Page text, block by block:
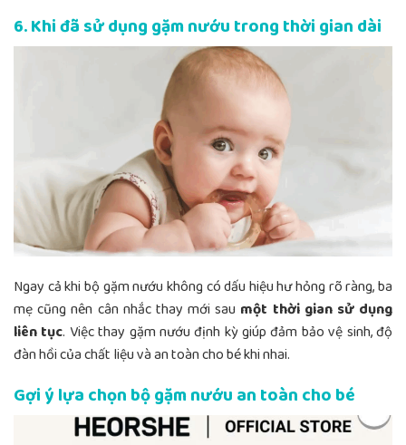
6. Khi đã sử dụng gặm nướu trong thời gian dài
Ngay cả khi bộ gặm nướu không có dấu hiệu hư hỏng rõ ràng, ba
mẹ cũng nên cân nhắc thay mới sau một thời gian sử dụng
liên tục. Việc thay gặm nướu định kỳ giúp đảm bảo vệ sinh, độ
đàn hồi của chất liệu và an toàn cho bé khi nhai.
Gợi ý lựa chọn bộ gặm nướu an toàn cho bé